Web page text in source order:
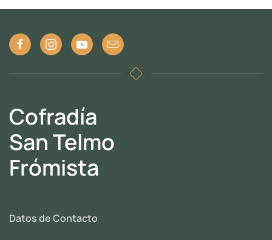
Cofradía
San Telmo
Frómista
Datos de Contacto